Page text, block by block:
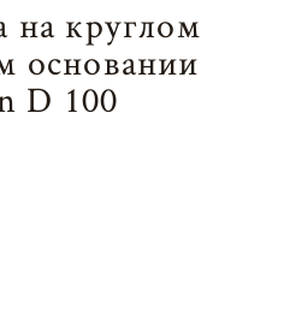
на круглом
основании
D 100